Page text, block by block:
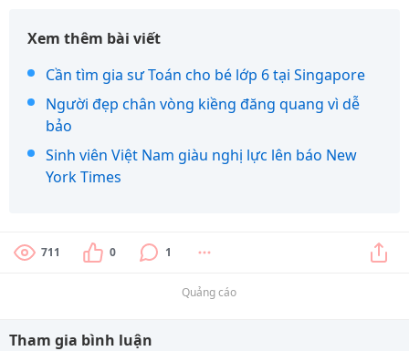
Xem thêm bài viết
Cần tìm gia sư Toán cho bé lớp 6 tại Singapore
Người đẹp chân vòng kiềng đăng quang vì dễ
bảo
Sinh viên Việt Nam giàu nghị lực lên báo New
York Times
711 0 1
Quảng cáo
Tham gia bình luận